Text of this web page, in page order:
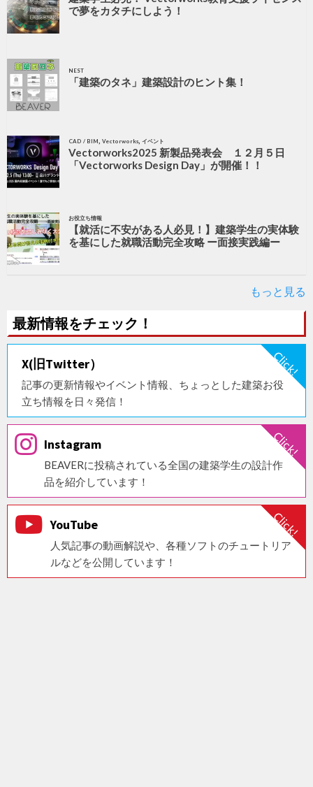
で夢をカタチにしよう！
NEST
「建築のタネ」建築設計のヒント集！
CAD / BIM Vectorworks, イベント
Vectorworks2025 新製品発表会 １２月５日
「Vectorworks Design Day」が開催！！
お役立ち情報
【就活に不安がある人必見！】建築学生の実体験
を基にした就職活動完全攻略 ー面接実践編ー
もっと見る
最新情報をチェック！
X(旧Twitter）
記事の更新情報やイベント情報、ちょっとした建築お役
立ち情報を日々発信！
Instagram
BEAVERに投稿されている全国の建築学生の設計作
品を紹介しています！
YouTube
人気記事の動画解説や、各種ソフトのチュートリア
ルなどを公開しています！